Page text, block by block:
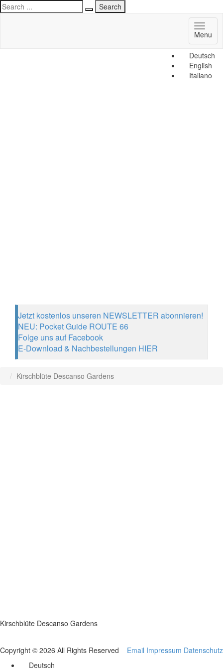
Deutsch
English
Italiano
Menu
Jetzt kostenlos unseren NEWSLETTER abonnieren!
NEU: Pocket Guide ROUTE 66
Folge uns auf Facebook
E-Download & Nachbestellungen HIER
Kirschblüte Descanso Gardens
Kirschblüte Descanso Gardens
Copyright © 2026 All Rights Reserved Email Impressum Datenschutz
Deutsch